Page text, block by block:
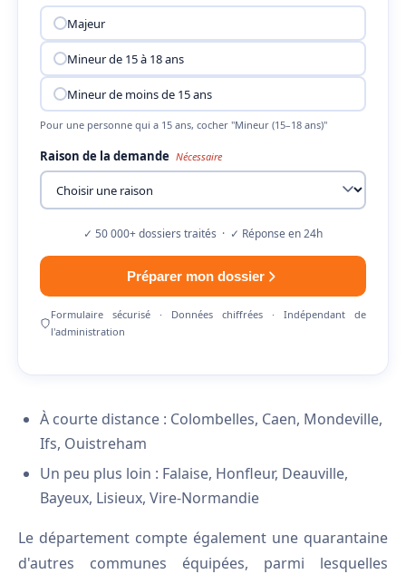
Majeur
Mineur de 15 à 18 ans
Mineur de moins de 15 ans
Pour une personne qui a 15 ans, cocher "Mineur (15–18 ans)"
Raison de la demande Nécessaire
✓ 50 000+ dossiers traités · ✓ Réponse en 24h
Préparer mon dossier
Formulaire sécurisé · Données chiffrées · Indépendant de
l'administration
À courte distance : Colombelles, Caen, Mondeville,
Ifs, Ouistreham
Un peu plus loin : Falaise, Honfleur, Deauville,
Bayeux, Lisieux, Vire-Normandie
Le département compte également une quarantaine
d'autres communes équipées, parmi lesquelles